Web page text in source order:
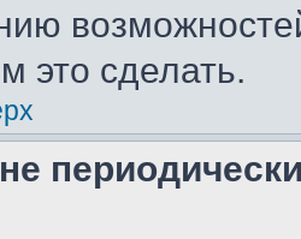
это сделать.